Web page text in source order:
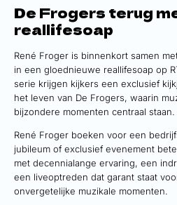
De Frogers terug
reallifesoap
René Froger is binnenkort samen
in een gloednieuwe reallifesoap op
serie krijgen kijkers een exclusief
het leven van De Frogers, waarin
bijzondere momenten centraal staan.
René Froger boeken voor een
jubileum of exclusief evenement
met decennialange ervaring, een
een liveoptreden dat garant staat
onvergetelijke muzikale momenten.